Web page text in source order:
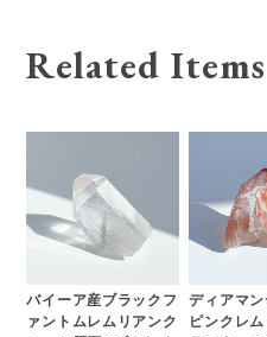
Related Items
バイーア産ブラックフ
ァントムレムリアンク
ディアマ
ピンクレ